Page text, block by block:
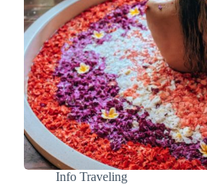
Info Traveling